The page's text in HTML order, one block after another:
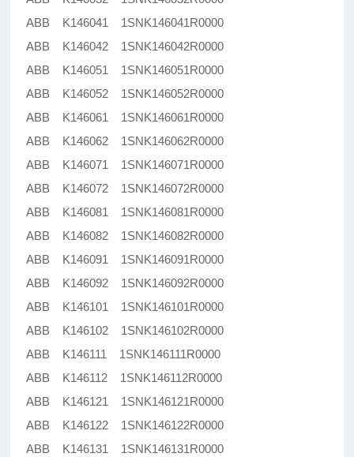
ABB K146041 1SNK146041R0000
ABB K146042 1SNK146042R0000
ABB K146051 1SNK146051R0000
ABB K146052 1SNK146052R0000
ABB K146061 1SNK146061R0000
ABB K146062 1SNK146062R0000
ABB K146071 1SNK146071R0000
ABB K146072 1SNK146072R0000
ABB K146081 1SNK146081R0000
ABB K146082 1SNK146082R0000
ABB K146091 1SNK146091R0000
ABB K146092 1SNK146092R0000
ABB K146101 1SNK146101R0000
ABB K146102 1SNK146102R0000
ABB K146111 1SNK146111R0000
ABB K146112 1SNK146112R0000
ABB K146121 1SNK146121R0000
ABB K146122 1SNK146122R0000
ABB K146131 1SNK146131R0000